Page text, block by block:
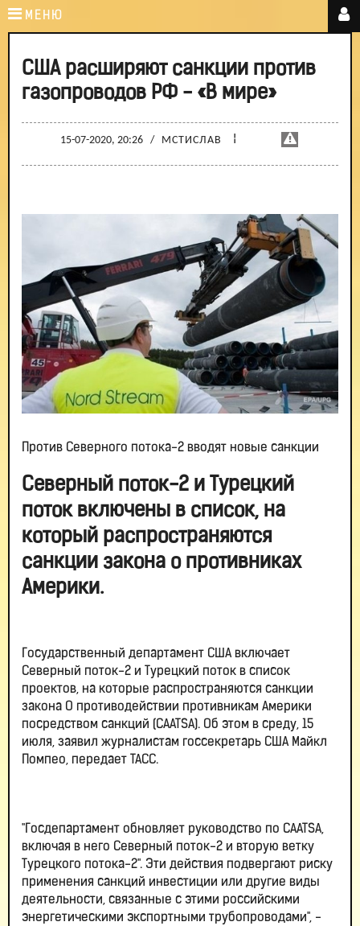
МЕНЮ
США расширяют санкции против
газопроводов РФ - «В мире»
15-07-2020, 20:26 / МСТИСЛАВ ¦
Против Северного потока-2 вводят новые санкции
Северный поток-2 и Турецкий
поток включены в список, на
который распространяются
санкции закона о противниках
Америки.
Государственный департамент США включает
Северный поток-2 и Турецкий поток в список
проектов, на которые распространяются санкции
закона О противодействии противникам Америки
посредством санкций (CAATSA). Об этом в среду, 15
июля, заявил журналистам госсекретарь США Майкл
Помпео, передает ТАСС.
"Госдепартамент обновляет руководство по CAATSA,
включая в него Северный поток-2 и вторую ветку
Турецкого потока-2". Эти действия подвергают риску
применения санкций инвестиции или другие виды
деятельности, связанные с этими российскими
энергетическими экспортными трубопроводами", -